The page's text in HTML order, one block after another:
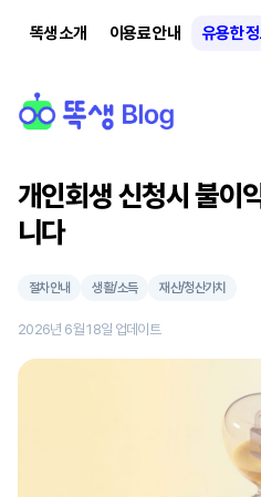
똑생 소개 이용료 안내 유용한
개인회생 신청시 불이
니다
절차안내 생활/소득 재산/청산가치
2026년 6월 18일 업데이트